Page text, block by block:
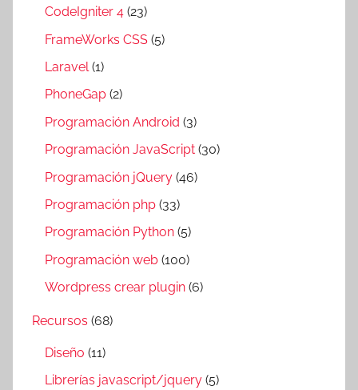
CodeIgniter 4 (23)
FrameWorks CSS (5)
Laravel(1)
PhoneGap (2)
Programación Android (3)
Programación JavaScript (30)
Programación jQuery (46)
Programación php (33)
Programación Python (5)
Programación web (100)
Wordpress crear plugin (6)
Recursos (68)
Diseño (11)
Librerías javascript/jquery (5)